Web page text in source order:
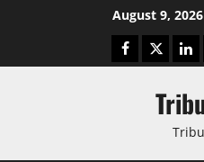
August 9, 2026
Facebook
Twitter